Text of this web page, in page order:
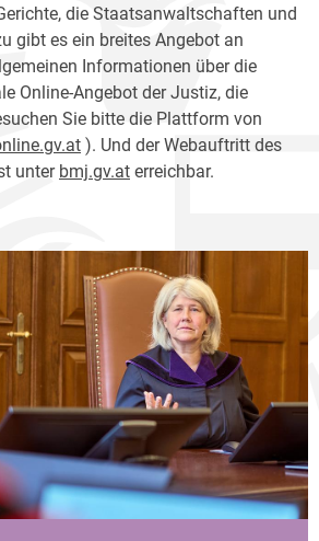
die Staatsanwaltschaften und
gibt es ein breites Angebot an
Informationen über die
Online-Angebot der Justiz, die
Sie bitte die Plattform von
). Und der Webauftritt des
unter bmj.gv.at erreichbar.